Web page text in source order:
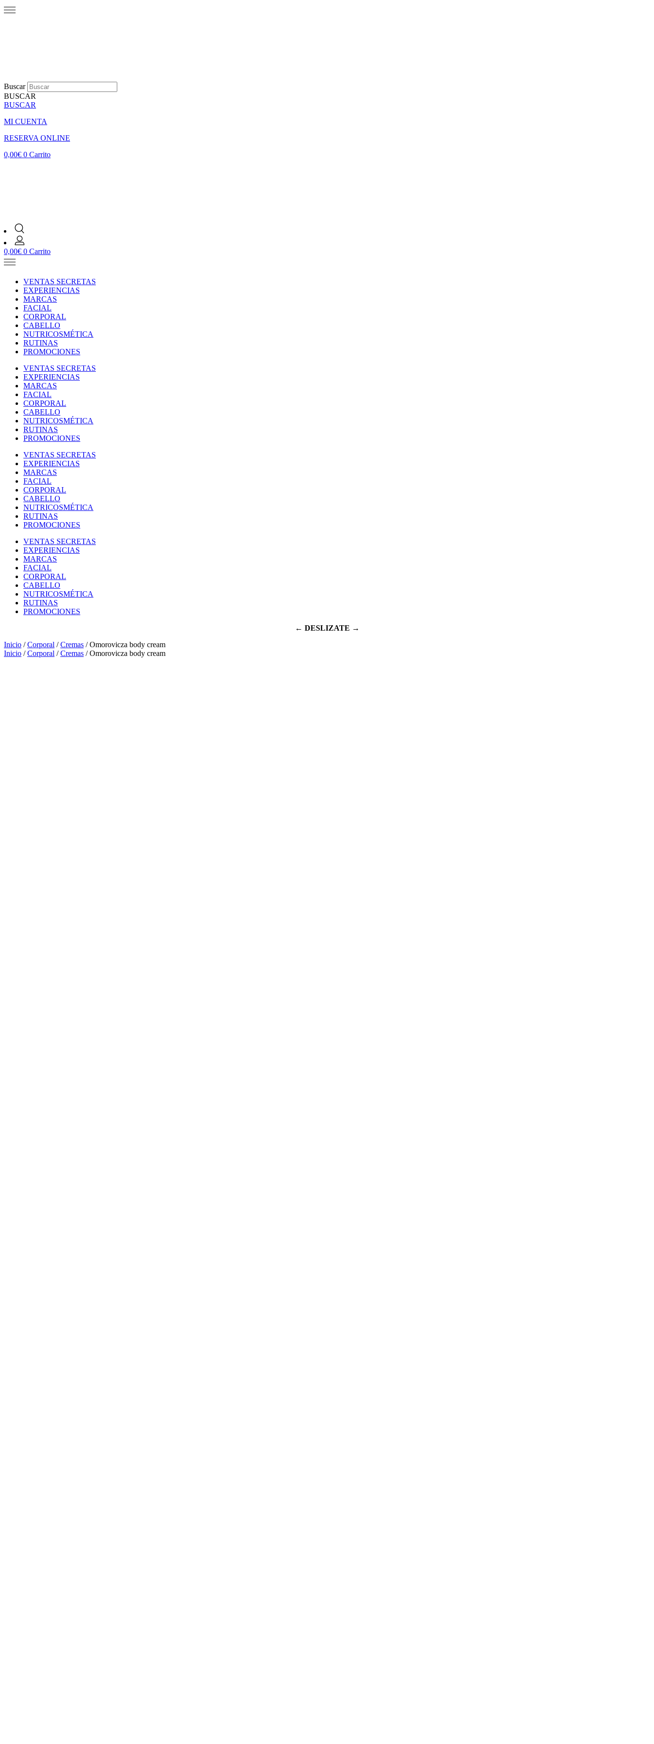
Buscar
BUSCAR
BUSCAR
MI CUENTA
RESERVA ONLINE
0,00€ 0 Carrito
0,00€ 0 Carrito
VENTAS SECRETAS
EXPERIENCIAS
MARCAS
FACIAL
CORPORAL
CABELLO
NUTRICOSMÉTICA
RUTINAS
PROMOCIONES
VENTAS SECRETAS
EXPERIENCIAS
MARCAS
FACIAL
CORPORAL
CABELLO
NUTRICOSMÉTICA
RUTINAS
PROMOCIONES
VENTAS SECRETAS
EXPERIENCIAS
MARCAS
FACIAL
CORPORAL
CABELLO
NUTRICOSMÉTICA
RUTINAS
PROMOCIONES
VENTAS SECRETAS
EXPERIENCIAS
MARCAS
FACIAL
CORPORAL
CABELLO
NUTRICOSMÉTICA
RUTINAS
PROMOCIONES
← DESLIZATE →
Inicio /Corporal /Cremas / Omorovicza body cream
Inicio /Corporal /Cremas / Omorovicza body cream